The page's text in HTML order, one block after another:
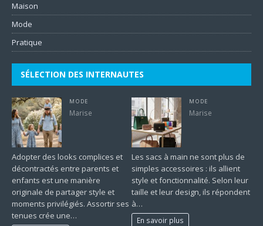
Maison
Mode
Pratique
SÉLECTION DES INTERNAUTES
MODE
Marise
Adopter des looks complices et
décontractés entre parents et
enfants est une manière
originale de partager style et
moments privilégiés. Assortir ses
tenues crée une…
MODE
Marise
Les sacs à main ne sont plus de
simples accessoires : ils allient
style et fonctionnalité. Selon leur
taille et leur design, ils répondent
à…
En savoir plus